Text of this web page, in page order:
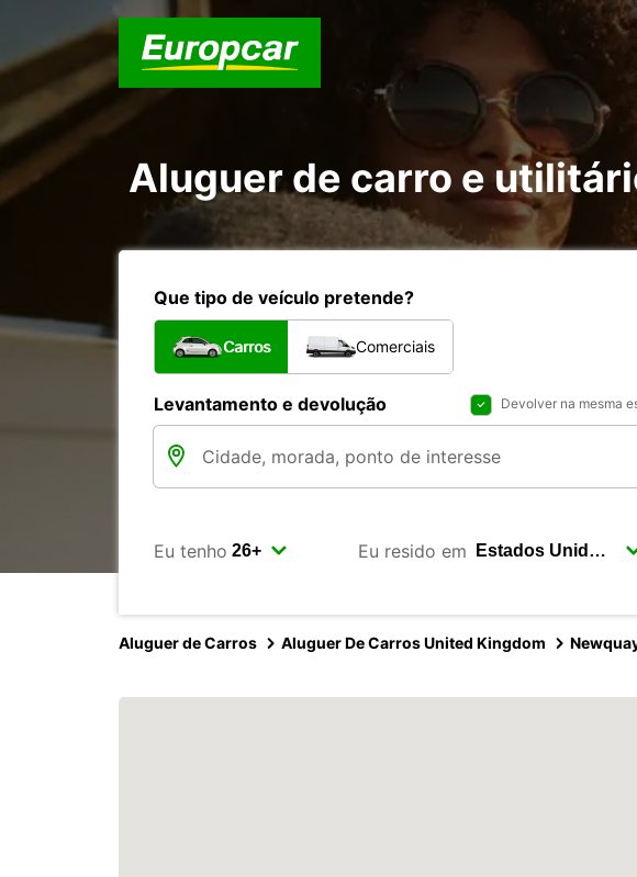
Aluguer de carro e
Que tipo de veículo pretende?
Carros Comerciais
Levantamento e devolução Devolver na mesma
Eu tenho Eu resido em
Aluguer de Carros Aluguer De Carros United Kingdom